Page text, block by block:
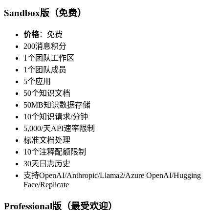
Sandbox版（免费）
价格：免费
200消息积分
1个团队工作区
1个团队成员
5个应用
50个知识文档
50MB知识数据存储
10个知识请求/分钟
5,000/天API速率限制
标准文档处理
10个注释配额限制
30天日志历史
支持OpenAI/Anthropic/Llama2/Azure OpenAI/Hugging
Face/Replicate
Professional版（最受欢迎）